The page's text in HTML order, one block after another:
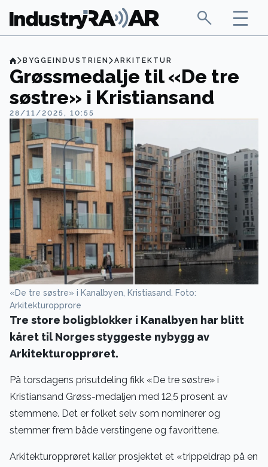
BYGGEINDUSTRIEN ARKITEKTUR
Grøssmedalje til «De tre
søstre» i Kristiansand
28/11/2025, 10:55
«De tre søstre» i Kanalbyen, Kristiasand. Foto:
Arkitekturopprore
Tre store boligblokker i Kanalbyen har blitt
kåret til Norges styggeste nybygg av
Arkitekturopprøret.
På torsdagens prisutdeling fikk «De tre søstre» i
Kristiansand Grøss-medaljen med 12,5 prosent av
stemmene. Det er folket selv som nominerer og
stemmer frem både verstingene og favorittene.
Arkitekturopprøret kaller prosjektet et «trippeldrap på en